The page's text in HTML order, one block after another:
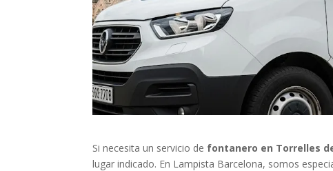
Si necesita un servicio de fontanero en Torrelles
lugar indicado. En Lampista Barcelona, somos